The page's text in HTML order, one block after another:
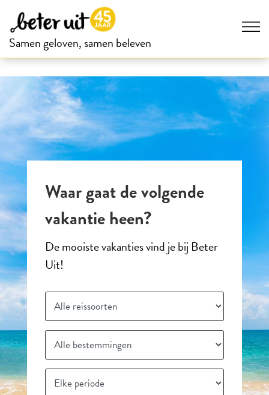
Samen geloven, samen beleven
Waar gaat de volgende
vakantie heen?
De mooiste vakanties vind je bij Beter
Uit!